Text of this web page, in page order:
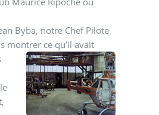
Byba, notre Chef Pilote
montrer ce qu’il avait